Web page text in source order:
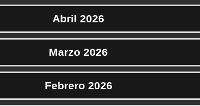
Abril 2026
Marzo 2026
Febrero 2026